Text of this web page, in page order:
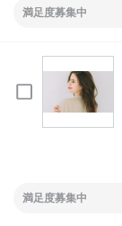
満足度募集中
満足度募集中